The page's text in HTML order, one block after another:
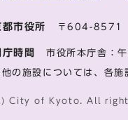
都市役所 〒604-8571
庁時間 市役所本庁舎：
他の施設については、各施
City of Kyoto. All